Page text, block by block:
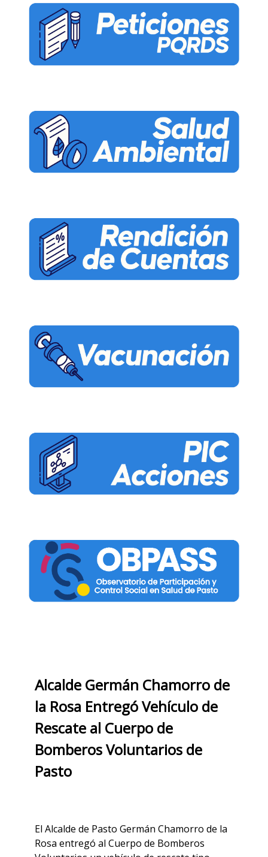
Alcalde Germán Chamorro de
la Rosa Entregó Vehículo de
Rescate al Cuerpo de
Bomberos Voluntarios de
Pasto
El Alcalde de Pasto Germán Chamorro de la
Rosa entregó al Cuerpo de Bomberos